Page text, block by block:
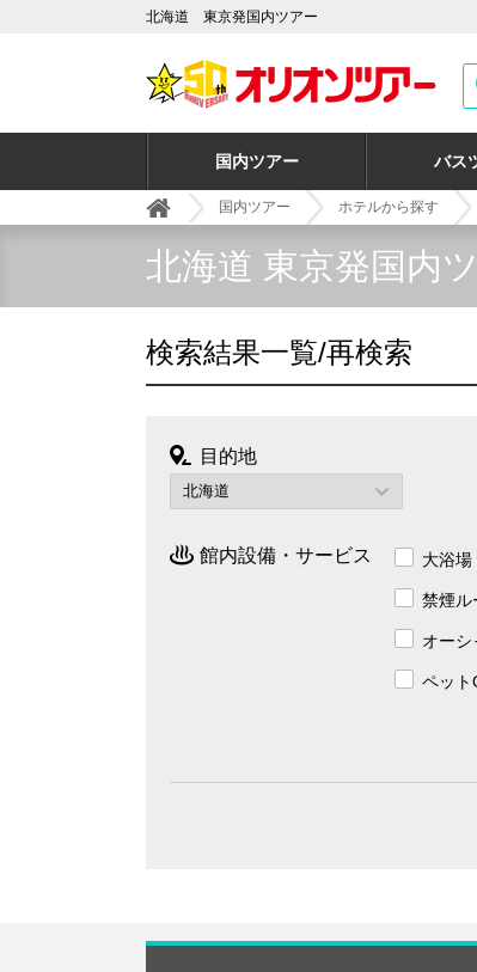
北海道 東京発国内ツアー
国内ツアー バス
国内ツアー ホテルから探す
北海道 東京発国内
検索結果一覧/再検索
目的地
館内設備・サービス 大浴場
禁煙ル
オーシ
ペット